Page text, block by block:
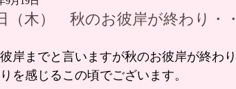
木）　秋のお彼岸が終わり・
岸までと言いますが秋のお彼岸が終わ
を感じるこの頃でございます。